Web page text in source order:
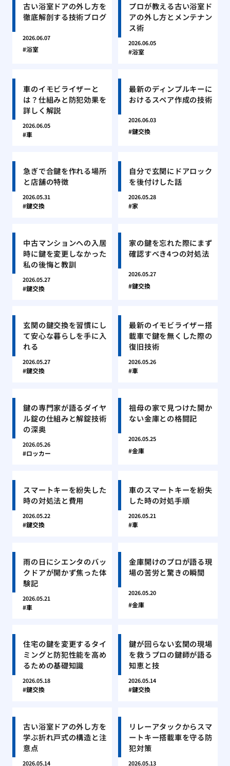
古い浴室ドアの外し方を
徹底解剖する技術ブログ
2026.06.07
浴室
プロが教える古い浴室ド
アの外し方とメンテナン
ス術
2026.06.05
浴室
車のイモビライザーと
は？仕組みと防犯効果を
詳しく解説
2026.06.05
車
最新のディンプルキーに
おけるスペア作成の技術
2026.06.03
鍵交換
急ぎで合鍵を作れる場所
と店舗の特徴
2026.05.31
鍵交換
自分で玄関にドアロック
を後付けした話
2026.05.28
家
中古マンションへの入居
時に鍵を変更しなかった
私の後悔と教訓
2026.05.27
鍵交換
家の鍵を忘れた際にまず
確認すべき4つの対処法
2026.05.27
鍵交換
玄関の鍵交換を習慣にし
て安心な暮らしを手に入
れる
2026.05.27
鍵交換
最新のイモビライザー搭
載車で鍵を無くした際の
復旧技術
2026.05.26
車
鍵の専門家が語るダイヤ
ル錠の仕組みと解錠技術
の深奥
2026.05.26
ロッカー
祖母の家で見つけた開か
ない金庫との格闘記
2026.05.25
金庫
スマートキーを紛失した
時の対処法と費用
2026.05.22
鍵交換
車のスマートキーを紛失
した時の対処手順
2026.05.21
車
雨の日にシエンタのバッ
クドアが開かず焦った体
験記
2026.05.21
車
金庫開けのプロが語る現
場の苦労と驚きの瞬間
2026.05.20
金庫
住宅の鍵を変更するタイ
ミングと防犯性能を高め
るための基礎知識
2026.05.18
鍵交換
鍵が回らない玄関の現場
を救うプロの鍵師が語る
知恵と技
2026.05.14
鍵交換
古い浴室ドアの外し方を
学ぶ折れ戸式の構造と注
意点
2026.05.14
リレーアタックからスマ
ートキー搭載車を守る防
犯対策
2026.05.13